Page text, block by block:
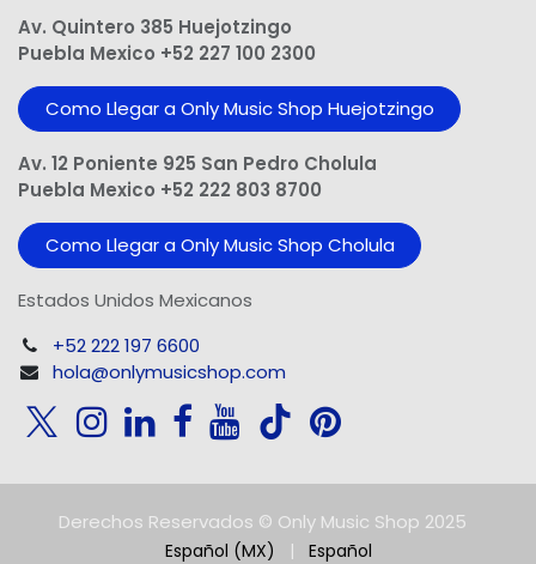
Av. Quintero 385 Huejotzingo
Puebla Mexico +52 227 100 2300
Como Llegar a Only Music Shop Huejotzingo
Av. 12 Poniente 925 San Pedro Cholula
Puebla Mexico +52 222 803 8700
Como Llegar a Only Music Shop Cholula
Estados Unidos Mexicanos
+52 222 197 6600
hola@onlymusicshop.com
Derechos Reservados © Only Music Shop 2025
Español (MX) | Español